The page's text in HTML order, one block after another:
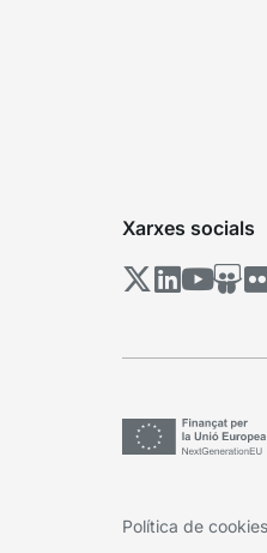
Xarxes socials
Política de cookies